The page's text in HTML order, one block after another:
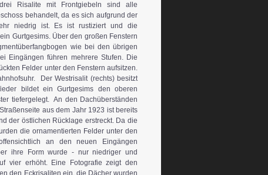
Risalite mit Frontgiebeln sind alle
behandelt, da es sich aufgrund der
niedrig ist. Es ist rustiziert und die
Gurtgesims. Über den großen Fenstern
wie bei den übrigen
Eingängen führen mehrere Stufen. Die
Felder unter den Fenstern aufsitzen.
Der Westrisalit (rechts) besitzt
bildet ein Gurtgesims den oberen
tiefergelegt. An den Dachüberständen
aus dem Jahr 1923 ist bereits
der östlichen Rücklage erstreckt. Da die
die ornamentierten Felder unter den
an den neuen Eingängen
ihre Form wurde - nur niedriger und
vier erhöht. Eine Fotografie zeigt den
den Eckrisaliten ein, die Dächer wurden